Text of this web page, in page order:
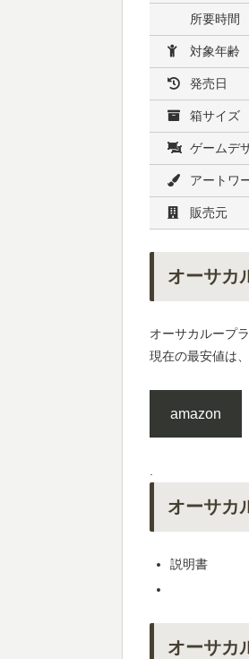
所要時間
対象年齢
発売日
箱サイズ
ゲームデ
アートワ
販売元
オーサカ
オーサカループ
現在の最安値は
amazon
.
オーサカ
説明書
オーサカ